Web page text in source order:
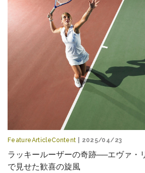
FeatureArticleContent | 2025/04/23
ラッキールーザーの奇跡──エヴァ・
で見せた歓喜の旋風